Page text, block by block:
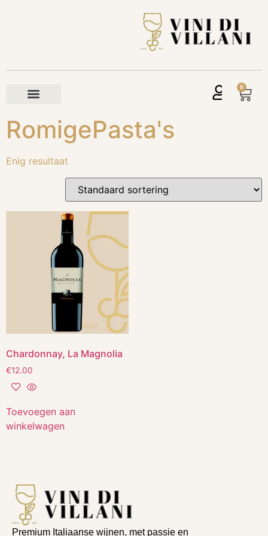
0
RomigePasta's
Enig resultaat
Chardonnay, La Magnolia
€12.00
Toevoegen aan
winkelwagen
Premium Italiaanse wijnen, met passie en